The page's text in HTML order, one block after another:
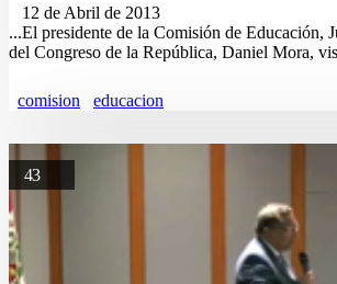
12 de Abril de 2013
...El presidente de la Comisión de Educación,
del Congreso de la República, Daniel Mora,
comision educacion
43